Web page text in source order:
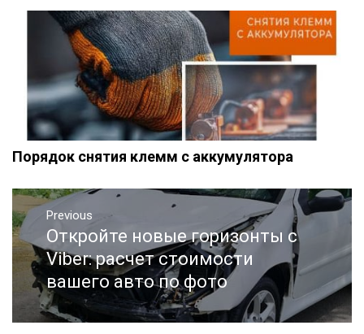
Порядок снятия клемм с аккумулятора
Навигация
по
записям
Previous
Previous
post:
Откройте новые горизонты с
Viber: расчет стоимости
вашего авто по фото